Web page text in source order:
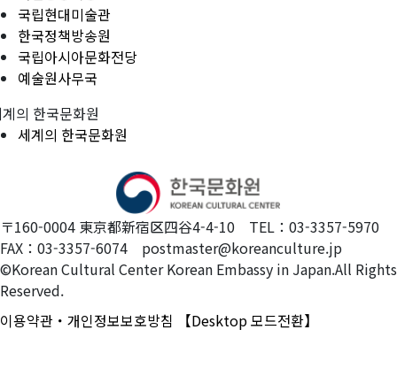
국립현대미술관
한국정책방송원
국립아시아문화전당
예술원사무국
의 한국문화원
세계의 한국문화원
〒160-0004 東京都新宿区四谷4-4-10 TEL：03-3357-5970
FAX：03-3357-6074 postmaster@koreanculture.jp
©Korean Cultural Center Korean Embassy in Japan.All Rights
Reserved.
이용약관・개인정보보호방침
【Desktop 모드전환】